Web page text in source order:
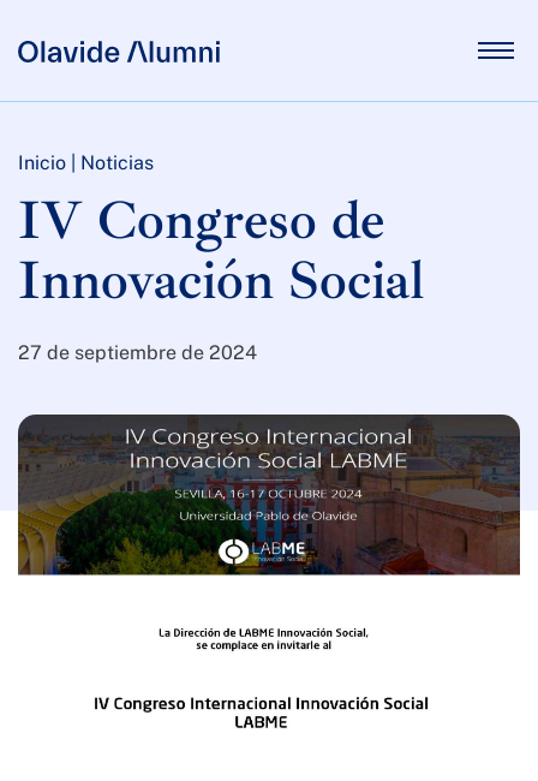
Inicio Noticias
IV Congreso de
Innovación Social
27 de septiembre de 2024